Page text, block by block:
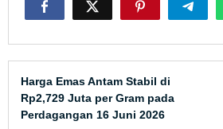
Harga Emas Antam Stabil di
Rp2,729 Juta per Gram pada
Perdagangan 16 Juni 2026